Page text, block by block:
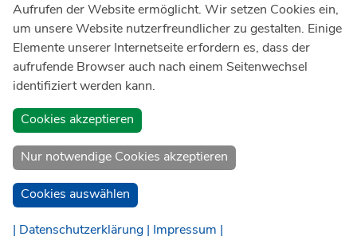
Kindernotfallzentrum Bonn
UKB-Telefonzentrale
+49 228287 0
Spenden Sie online an das Universitätsklinikum Bonn
Aufrufen der Website ermöglicht. Wir setzen Cookies ein,
um unsere Website nutzerfreundlicher zu gestalten. Einige
Elemente unserer Internetseite erfordern es, dass der
aufrufende Browser auch nach einem Seitenwechsel
identifiziert werden kann.
Cookies akzeptieren
Nur notwendige Cookies akzeptieren
Cookies auswählen
| Datenschutzerklärung | Impressum |